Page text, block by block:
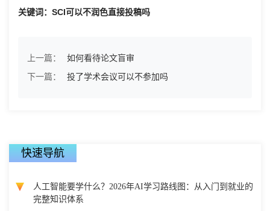
关键词：SCI可以不润色直接投稿吗
上一篇：
如何看待论文盲审
下一篇：
投了学术会议可以不参加吗
快速导航
人工智能要学什么？2026年AI学习路线图：从入门到就业的
完整知识体系